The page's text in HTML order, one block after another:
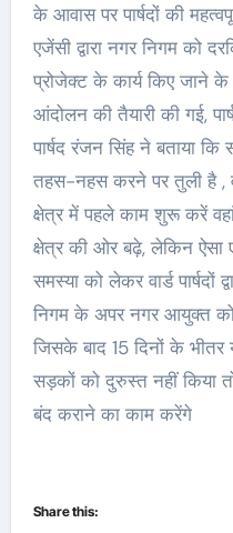
के आवास पर पार्षदों की
एजेंसी द्वारा नगर निगम को
प्रोजेक्ट के कार्य किए जाने
आंदोलन की तैयारी की गई,
पार्षद रंजन सिंह ने बताया कि
तहस-नहस करने पर तुली है ,
क्षेत्र में पहले काम शुरू करें
क्षेत्र की ओर बढ़े, लेकिन ऐसा
समस्या को लेकर वार्ड
निगम के अपर नगर आयुक्त को
जिसके बाद 15 दिनों के भीतर
सड़कों को दुरुस्त नहीं किया
बंद कराने का काम करेंगे
Share this: